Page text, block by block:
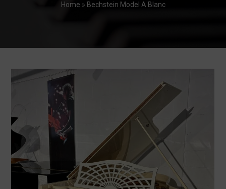
Home » Bechstein Model A Blanc